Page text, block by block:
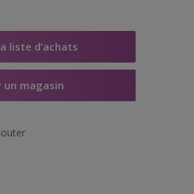
liste d’achats
un magasin